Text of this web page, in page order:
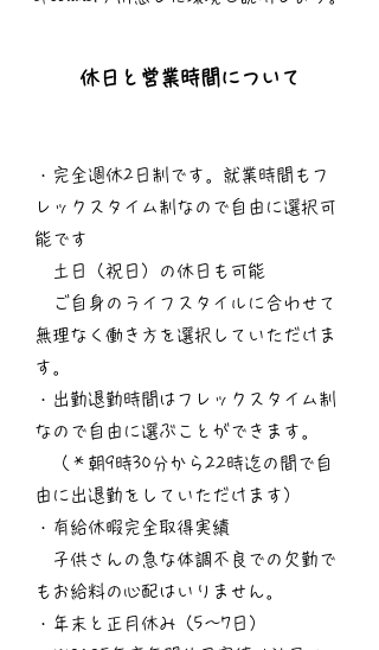
休日と営業時間について
・完全週休2日制です。就業時間もフ
レックスタイム制なので自由に選択可
能です
土日（祝日）の休日も可能
ご自身のライフスタイルに合わせて
無理なく働き方を選択していただけま
す。
・出勤退勤時間はフレックスタイム制
なので自由に選ぶことができます。
（＊朝9時30分から22時迄の間で自
由に出退勤をしていただけます）
・有給休暇完全取得実績
​ 子供さんの急な体調不良での欠勤で
もお給料の心配はいりません。
・年末と正月休み（5〜7日）